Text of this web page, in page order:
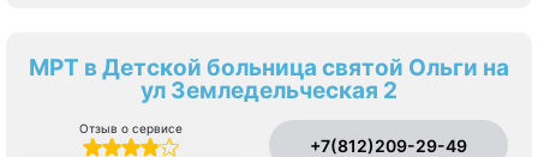
МРТ в Детской больница святой Ольги на
ул Земледельческая 2
Отзыв о сервисе
+7(812)209-29-49